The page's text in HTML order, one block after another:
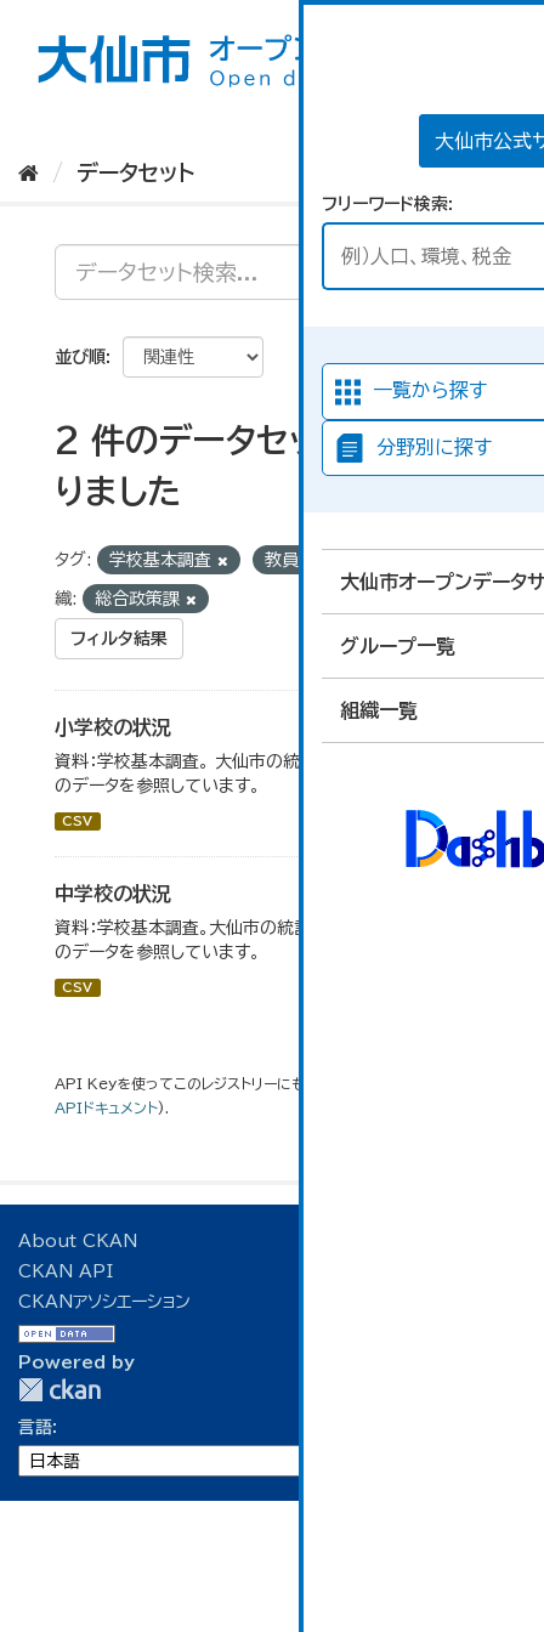
大仙市公式
フリーワード検索
一覧から探す
分野別に探す
大仙市オープンデータ
グループ一覧
組織一覧
データセット
並び順
2 件のデータセットが見つか
りました
タグ: 学校基本調査 教員数
織: 総合政策課
フィルタ結果
小学校の状況
資料：学校基本調査。 大仙市の統計「14-3 小学校の状況」
のデータを参照しています。
CSV
中学校の状況
資料：学校基本調査。大仙市の統計「14-5 中学校の状況」
のデータを参照しています。
CSV
API Keyを使ってこのレジストリーにもアクセス可能です
APIドキュメント).
About CKAN
CKAN API
CKANアソシエーション
Powered by
言語